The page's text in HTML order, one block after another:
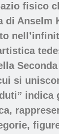
fisico
di
si